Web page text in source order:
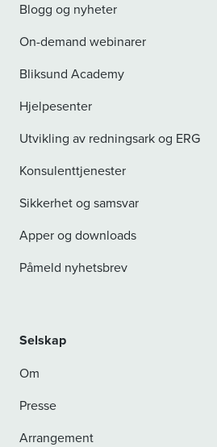
Blogg og nyheter
On-demand webinarer
Bliksund Academy
Hjelpesenter
Utvikling av redningsark og ERG
Konsulenttjenester
Sikkerhet og samsvar
Apper og downloads
Påmeld nyhetsbrev
Selskap
Om
Presse
Arrangement